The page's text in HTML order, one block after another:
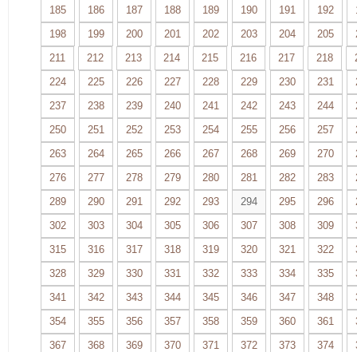
185
186 187 188 189 190 191 192
198
199 200 201 202 203 204 205
211
212 213 214 215 216 217 218
224
225 226 227 228 229 230 231
237
238 239 240 241 242 243 244
250
251 252 253 254 255 256 257
263
264 265 266 267 268 269 270
276
277 278 279 280 281 282 283
289
290 291 292 293 294 295 296
302
303 304 305 306 307 308 309
315
316 317 318 319 320 321 322
328
329 330 331 332 333 334 335
341
342 343 344 345 346 347 348
354
355 356 357 358 359 360 361
367
368 369 370 371 372 373 374